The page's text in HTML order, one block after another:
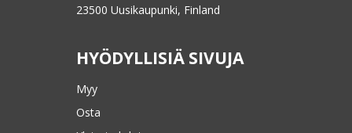
23500 Uusikaupunki, Finland
HYÖDYLLISIÄ SIVUJA
Myy
Osta